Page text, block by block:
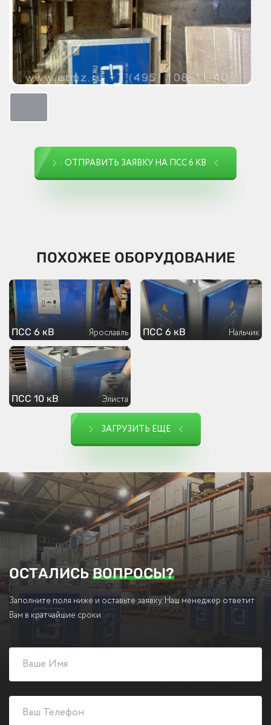
ОТПРАВИТЬ ЗАЯВКУ НА ПСС 6 КВ
ПОХОЖЕЕ ОБОРУДОВАНИЕ
ПСС 6 кВ Ярославль ПСС 6 кВ Нальчик
ПСС 10 кВ Элиста
ЗАГРУЗИТЬ ЕЩЕ
ОСТАЛИСЬВОПРОСЫ?
Заполните поля ниже и оставьте заявку. Наш менеджер ответит
Вам в кратчайшие сроки.